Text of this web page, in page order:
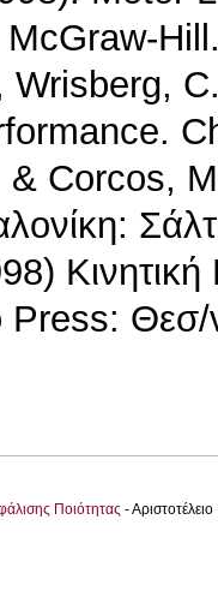
& Corcos,
Θεσ/
Ποιότητας -